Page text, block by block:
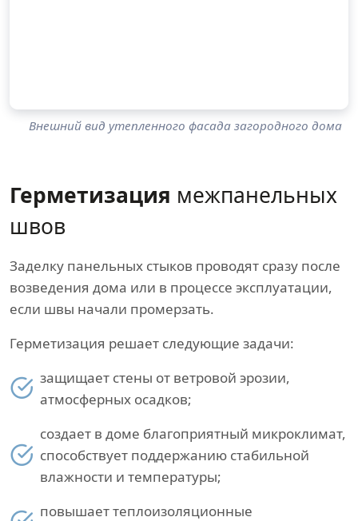
Внешний вид утепленного фасада загородного дома
Герметизация межпанельных
швов
Заделку панельных стыков проводят сразу после
возведения дома или в процессе эксплуатации,
если швы начали промерзать.
Герметизация решает следующие задачи:
защищает стены от ветровой эрозии,
атмосферных осадков;
создает в доме благоприятный микроклимат,
способствует поддержанию стабильной
влажности и температуры;
повышает теплоизоляционные